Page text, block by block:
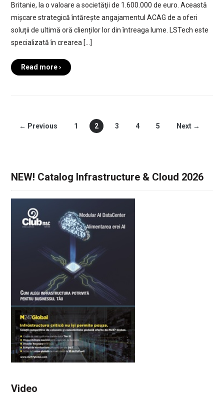
Britanie, la o valoare a societăţii de 1.600.000 de euro. Această
mișcare strategică întărește angajamentul ACAG de a oferi
soluții de ultimă oră clienților lor din întreaga lume. LSTech este
specializată în crearea […]
Read more ›
← Previous 1 2 3 4 5 Next →
NEW! Catalog Infrastructure & Cloud 2026
Video